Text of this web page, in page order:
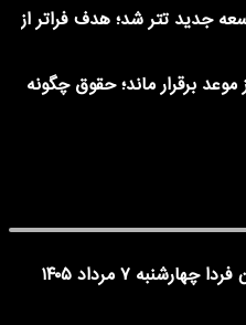
جدید تتر شد؛ هدف فراتر از
برقرار ماند؛ حقوق چگونه
فوری | ادارات تهران فردا چهارشنبه ۷ مرداد ۱۴۰۵